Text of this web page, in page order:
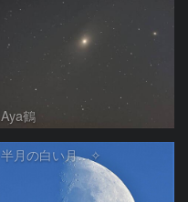
Aya鶴
半月の白い月…✧